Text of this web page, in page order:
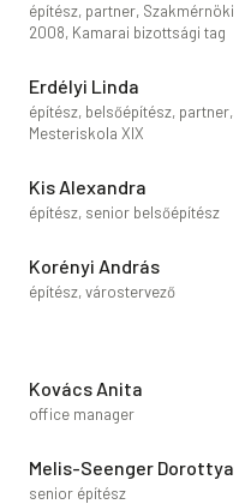
építész, partner, Szakmérnöki
2008, Kamarai bizottsági tag
Erdélyi Linda
építész, belsőépítész, partner,
Mesteriskola XIX
Kis Alexandra
építész, senior belsőépítész
Korényi András
építész, várostervező
Kovács Anita
office manager
Melis-Seenger Dorottya
senior építész